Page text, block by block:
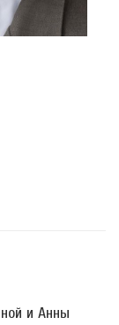
и Анны